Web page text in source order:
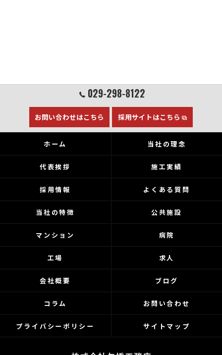
029-298-8122
お問い合わせはこちら 採用サイトはこちら
ホーム 当社の理念
代表挨拶 施工実績
採用情報 よくある質問
当社の特徴 公共施設
マンション 病院
工場 求人
会社概要 ブログ
コラム お問い合わせ
プライバシーポリシー サイトマップ